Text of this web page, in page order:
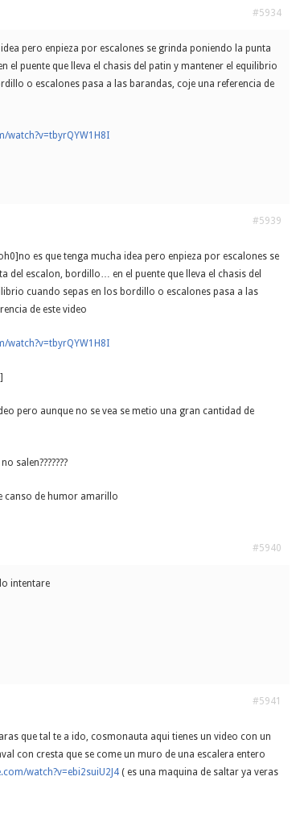
#5934
pero enpieza por escalones se grinda poniendo la punta
el puente que lleva el chasis del patin y mantener el equilibrio
o escalones pasa a las barandas, coje una referencia de
watch?v=tbyrQYW1H8I
#5939
es que tenga mucha idea pero enpieza por escalones se
del escalon, bordillo… en el puente que lleva el chasis del
cuando sepas en los bordillo o escalones pasa a las
de este video
watch?v=tbyrQYW1H8I
pero aunque no se vea se metio una gran cantidad de
salen???????
canso de humor amarillo
#5940
intentare
#5941
que tal te a ido, cosmonauta aqui tienes un video con un
con cresta que se come un muro de una escalera entero
watch?v=ebi2suiU2J4( es una maquina de saltar ya veras